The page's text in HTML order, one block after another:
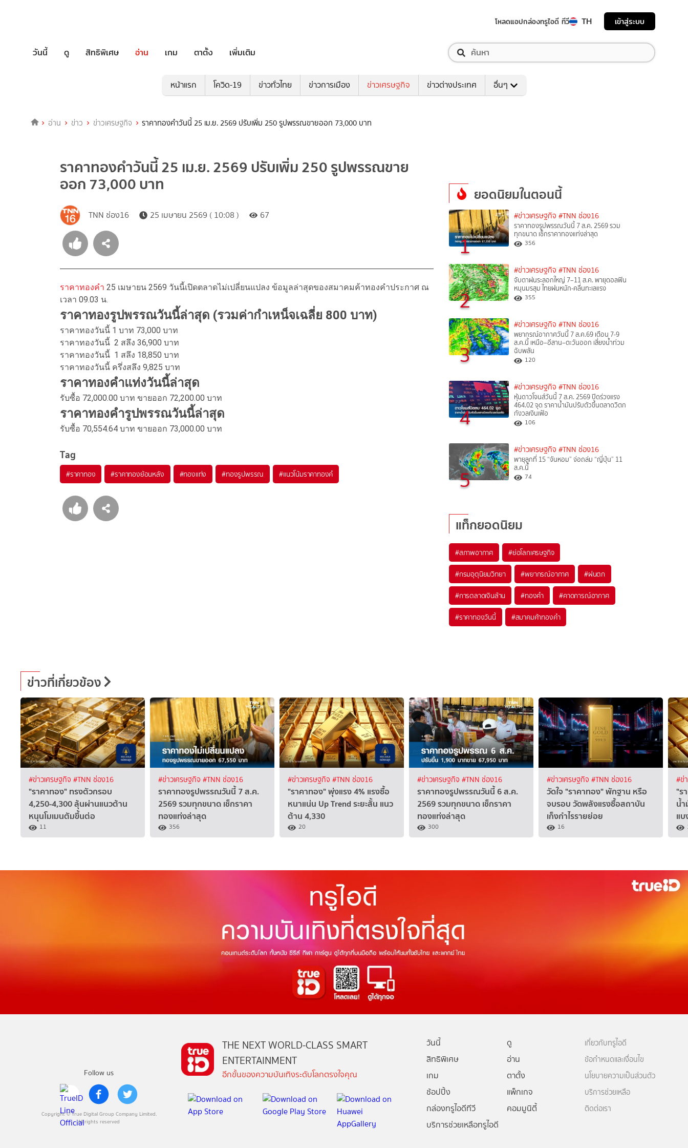
โหลดแอปกล่องทรูไอดี ทีวี TH เข้าสู่ระบบ
วันนี้ ดู สิทธิพิเศษ อ่าน เกม ตาตั้ง เพิ่มเติม
หน้าแรก โควิด-19 ข่าวทั่วไทย ข่าวการเมือง ข่าวเศรษฐกิจ ข่าวต่างประเทศ อื่นๆ
อ่าน ข่าว ข่าวเศรษฐกิจ ราคาทองคำวันนี้ 25 เม.ย. 2569 ปรับเพิ่ม 250 รูปพรรณขายออก 73,000 บาท
ราคาทองคำวันนี้ 25 เม.ย. 2569 ปรับเพิ่ม 250 รูปพรรณขาย
ออก 73,000 บาท
TNN ช่อง16 25 เมษายน 2569 ( 10:08 ) 67
ราคาทองคำ 25 เมษายน 2569 วันนี้เปิดตลาดไม่เปลี่ยนแปลง ข้อมูลล่าสุดของสมาคมค้าทองคำประกาศ ณ
เวลา 09.03 น.
ราคาทองรูปพรรณวันนี้ล่าสุด (รวมค่ากำเหน็จเฉลี่ย 800 บาท)
ราคาทองวันนี้ 1 บาท 73,000 บาท
ราคาทองวันนี้ 2 สลึง 36,900 บาท
ราคาทองวันนี้ 1 สลึง 18,850 บาท
ราคาทองวันนี้ ครึ่งสลึง 9,825 บาท
ราคาทองคำแท่งวันนี้ล่าสุด
รับซื้อ 72,000.00 บาท ขายออก 72,200.00 บาท
ราคาทองคำรูปพรรณวันนี้ล่าสุด
รับซื้อ 70,554.64 บาท ขายออก 73,000.00 บาท
Tag
#ราคาทอง #ราคาทองย้อนหลัง #ทองแท่ง #ทองรูปพรรณ #แนวโน้มราคาทองคํ
ยอดนิยมในตอนนี้
1
#ข่าวเศรษฐกิจ #TNN ช่อง16
ราคาทองรูปพรรณวันนี้ 7 ส.ค. 2569 รวม
ทุกขนาด เช็กราคาทองแท่งล่าสุด
356
2
#ข่าวเศรษฐกิจ #TNN ช่อง16
จับตาฝนระลอกใหญ่ 7–11 ส.ค. พายุดอลฟิน
หนุนมรสุม ไทยฝนหนัก-คลื่นทะเลแรง
355
3
#ข่าวเศรษฐกิจ #TNN ช่อง16
พยากรณ์อากาศวันนี้ 7 ส.ค.69 เตือน 7-9
ส.ค.นี้ เหนือ–อีสาน–ตะวันออก เสี่ยงน้ำท่วม
ฉับพลัน
120
4
#ข่าวเศรษฐกิจ #TNN ช่อง16
หุ้นดาวโจนส์วันนี้ 7 ส.ค. 2569 ปิดร่วงแรง
464.02 จุด ราคาน้ำมันปรับตัวขึ้นตลาดวิตก
กังวลเงินเฟ้อ
106
5
#ข่าวเศรษฐกิจ #TNN ช่อง16
พายุลูกที่ 15 “จันหอม” จ่อถล่ม “ญี่ปุ่น” 11
ส.ค.นี้
74
แท็กยอดนิยม
#สภาพอากาศ #ย่อโลกเศรษฐกิจ
#กรมอุตุนิยมวิทยา #พยากรณ์อากาศ #ฝนตก
#การตลาดเงินล้าน #ทองคำ #คาดการณ์อากาศ
#ราคาทองวันนี้ #สมาคมค้าทองคำ
ข่าวที่เกี่ยวข้อง
#ข่าวเศรษฐกิจ #TNN ช่อง16
"ราคาทอง" ทรงตัวกรอบ
4,250-4,300 ลุ้นผ่านแนวต้าน
หนุนโมเมนตัมขึ้นต่อ
11
#ข่าวเศรษฐกิจ #TNN ช่อง16
ราคาทองรูปพรรณวันนี้ 7 ส.ค.
2569 รวมทุกขนาด เช็กราคา
ทองแท่งล่าสุด
356
#ข่าวเศรษฐกิจ #TNN ช่อง16
"ราคาทอง" พุ่งแรง 4% แรงซื้อ
หนาแน่น Up Trend ระยะสั้น แนว
ต้าน 4,330
20
#ข่าวเศรษฐกิจ #TNN ช่อง16
ราคาทองรูปพรรณวันนี้ 6 ส.ค.
2569 รวมทุกขนาด เช็กราคา
ทองแท่งล่าสุด
300
#ข่าวเศรษฐกิจ #TNN ช่อง16
วัดใจ "ราคาทอง" พักฐาน หรือ
จบรอบ วัดพลังแรงซื้อสถาบัน
เก็งกำไรรายย่อย
16
#ข่
"ร
น้
แ
Follow us
Copyright © True Digital Group Company Limited.
All rights reserved
THE NEXT WORLD-CLASS SMART
ENTERTAINMENT
อีกขั้นของความบันเทิงระดับโลกตรงใจคุณ
วันนี้
ดู
สิทธิพิเศษ
อ่าน
เกม
ตาตั้ง
ช้อปปิ้ง
แพ็กเกจ
กล่องทรูไอดีทีวี
คอมมูนิตี้
บริการช่วยเหลือทรูไอดี
เกี่ยวกับทรูไอดี
ข้อกำหนดและเงื่อนไข
นโยบายความเป็นส่วนตัว
บริการช่วยเหลือ
ติดต่อเรา